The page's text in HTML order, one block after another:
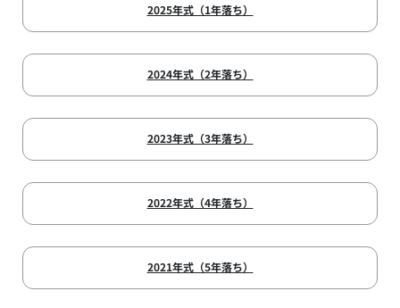
2025年式（1年落ち）
2024年式（2年落ち）
2023年式（3年落ち）
2022年式（4年落ち）
2021年式（5年落ち）